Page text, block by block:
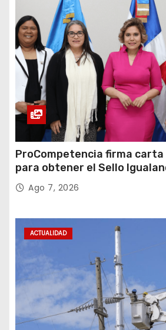
ProCompetencia firma carta
para obtener el Sello
Sector Público
Ago 7, 2026
ACTUALIDAD